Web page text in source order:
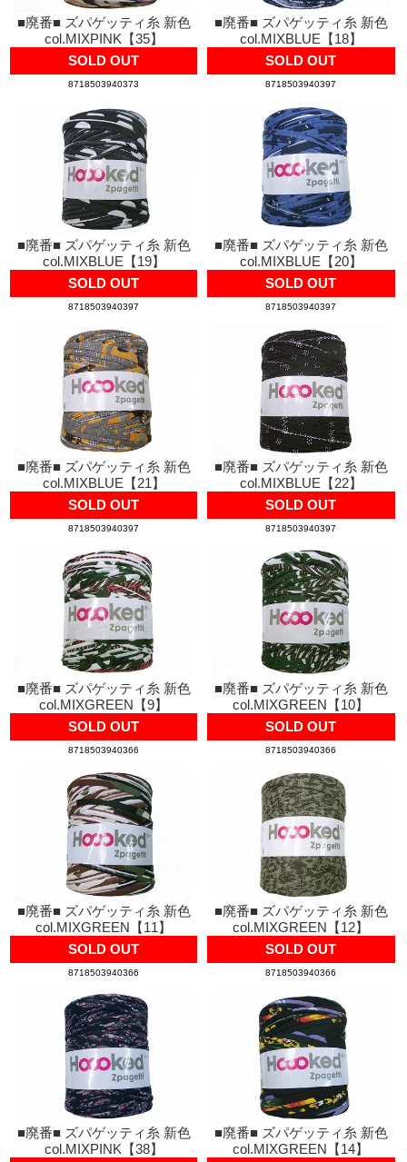
■廃番■ ズパゲッティ糸 新色
col.MIXPINK【35】
SOLD OUT
8718503940373
■廃番■ ズパゲッティ糸 新色
col.MIXBLUE【18】
SOLD OUT
8718503940397
■廃番■ ズパゲッティ糸 新色
col.MIXBLUE【19】
SOLD OUT
8718503940397
■廃番■ ズパゲッティ糸 新色
col.MIXBLUE【20】
SOLD OUT
8718503940397
■廃番■ ズパゲッティ糸 新色
col.MIXBLUE【21】
SOLD OUT
8718503940397
■廃番■ ズパゲッティ糸 新色
col.MIXBLUE【22】
SOLD OUT
8718503940397
■廃番■ ズパゲッティ糸 新色
col.MIXGREEN【9】
SOLD OUT
8718503940366
■廃番■ ズパゲッティ糸 新色
col.MIXGREEN【10】
SOLD OUT
8718503940366
■廃番■ ズパゲッティ糸 新色
col.MIXGREEN【11】
SOLD OUT
8718503940366
■廃番■ ズパゲッティ糸 新色
col.MIXGREEN【12】
SOLD OUT
8718503940366
■廃番■ ズパゲッティ糸 新色
col.MIXPINK【38】
■廃番■ ズパゲッティ糸 新色
col.MIXGREEN【14】